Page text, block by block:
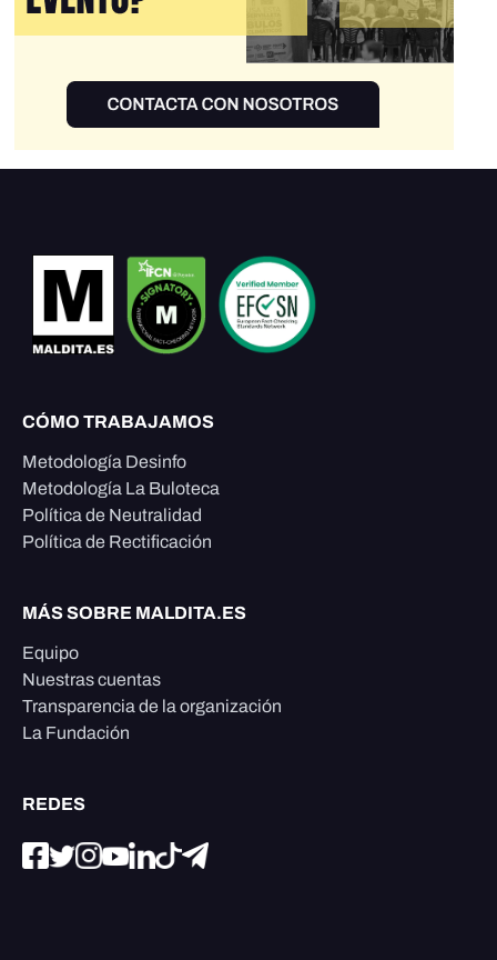
CÓMO TRABAJAMOS
Metodología Desinfo
Metodología La Buloteca
Política de Neutralidad
Política de Rectificación
MÁS SOBRE MALDITA.ES
Equipo
Nuestras cuentas
Transparencia de la organización
La Fundación
REDES